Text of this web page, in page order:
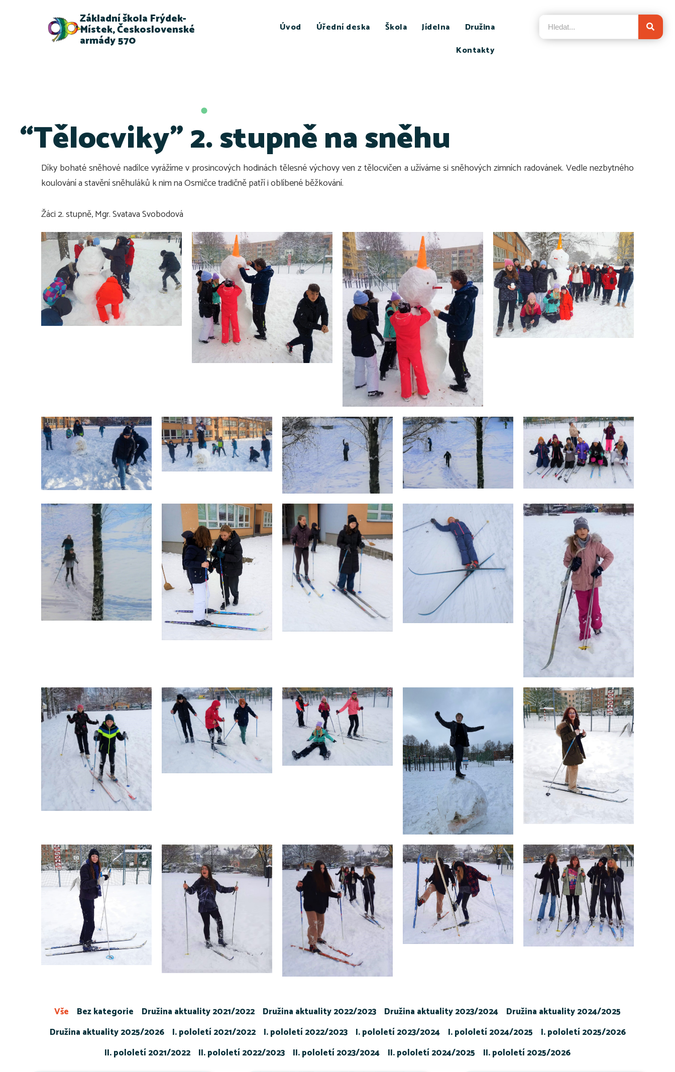
Základní škola Frýdek-
Místek, Československé
armády 570
Úvod Úřední deska Škola Jídelna
Družina
Kontakty
“Tělocviky” 2. stupně na sněhu
Díky bohaté sněhové nadílce vyrážíme v prosincových hodinách tělesné výchovy ven z tělocvičen a užíváme si sněhových zimních radovánek. Vedle nezbytného
koulování a stavění sněhuláků k nim na Osmičce tradičně patří i oblíbené běžkování.
Žáci 2. stupně, Mgr. Svatava Svobodová
Bez kategorie Družina aktuality 2021/2022 Družina aktuality 2022/2023 Družina aktuality 2023/2024
Družina aktuality 2024/2025
Družina aktuality 2025/2026
I. pololetí 2021/2022 I. pololetí 2022/2023 I. pololetí 2023/2024 I. pololetí 2024/2025
I. pololetí 2025/2026
II. pololetí 2021/2022
II. pololetí 2022/2023 II. pololetí 2023/2024 II. pololetí 2024/2025 II. pololetí 2025/2026
Vše